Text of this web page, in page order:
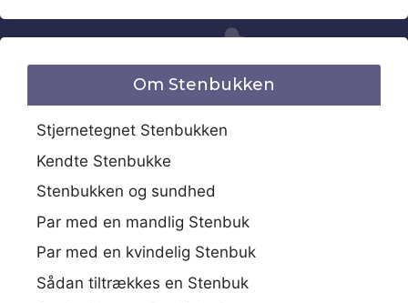
Om Stenbukken
Stjernetegnet Stenbukken
Kendte Stenbukke
Stenbukken og sundhed
Par med en mandlig Stenbuk
Par med en kvindelig Stenbuk
Sådan tiltrækkes en Stenbuk